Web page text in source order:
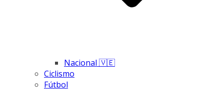
Nacional 🇻🇪
Ciclismo
Fútbol